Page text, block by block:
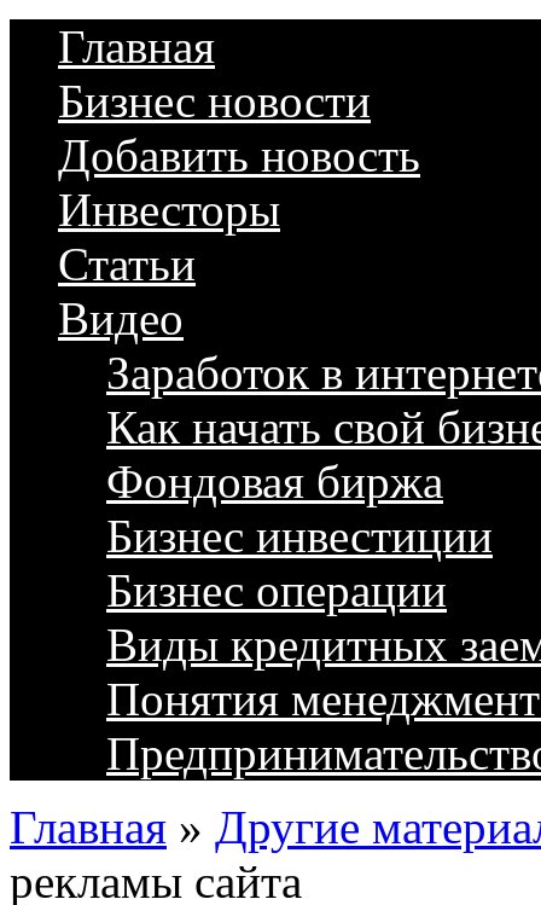
Главная
Бизнес новости
Добавить новость
Инвесторы
Статьи
Видео
Заработок в
Как начать свой
Фондовая биржа
Бизнес инвестиции
Бизнес операции
Виды кредитных
Понятия
Главная » Другие
рекламы сайта